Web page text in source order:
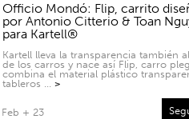
Officio Mondó: Flip, carrito
por Antonio Citterio & Toan
para Kartell®
Kartell lleva la transparencia también
de los carros y nace así Flip, carro
combina el material plástico
tableros … >
Feb + 23